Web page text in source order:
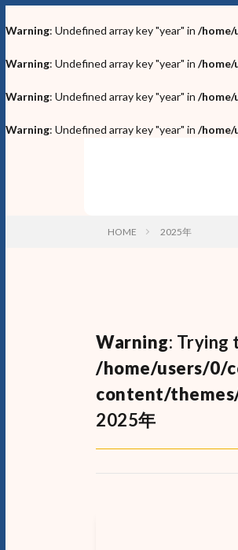
Warning: Undefined array key "year" in /home/
Warning: Undefined array key "year" in /home/
Warning: Undefined array key "year" in /home/
Warning: Undefined array key "year" in /home/
アーサム税理士法人
HOME 2025年
Warning: Trying
/home/users/0/
content/
2025年